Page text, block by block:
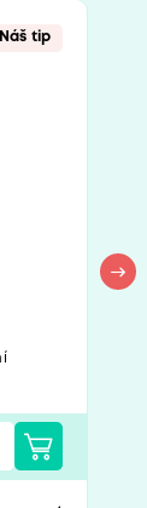
Náš tip